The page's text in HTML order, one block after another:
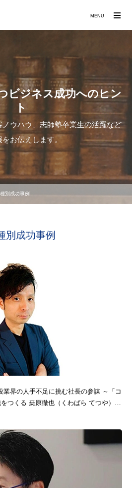
ビジネス成功へのヒン
ト
ウハウ、志師塾卒業生の活躍など
お伝えします。
別成功事例
別成功事例
業界の人手不足に挑む社長の参謀 ～「コ
つくる 桒原徹也（くわばら てつや）さ
MENU